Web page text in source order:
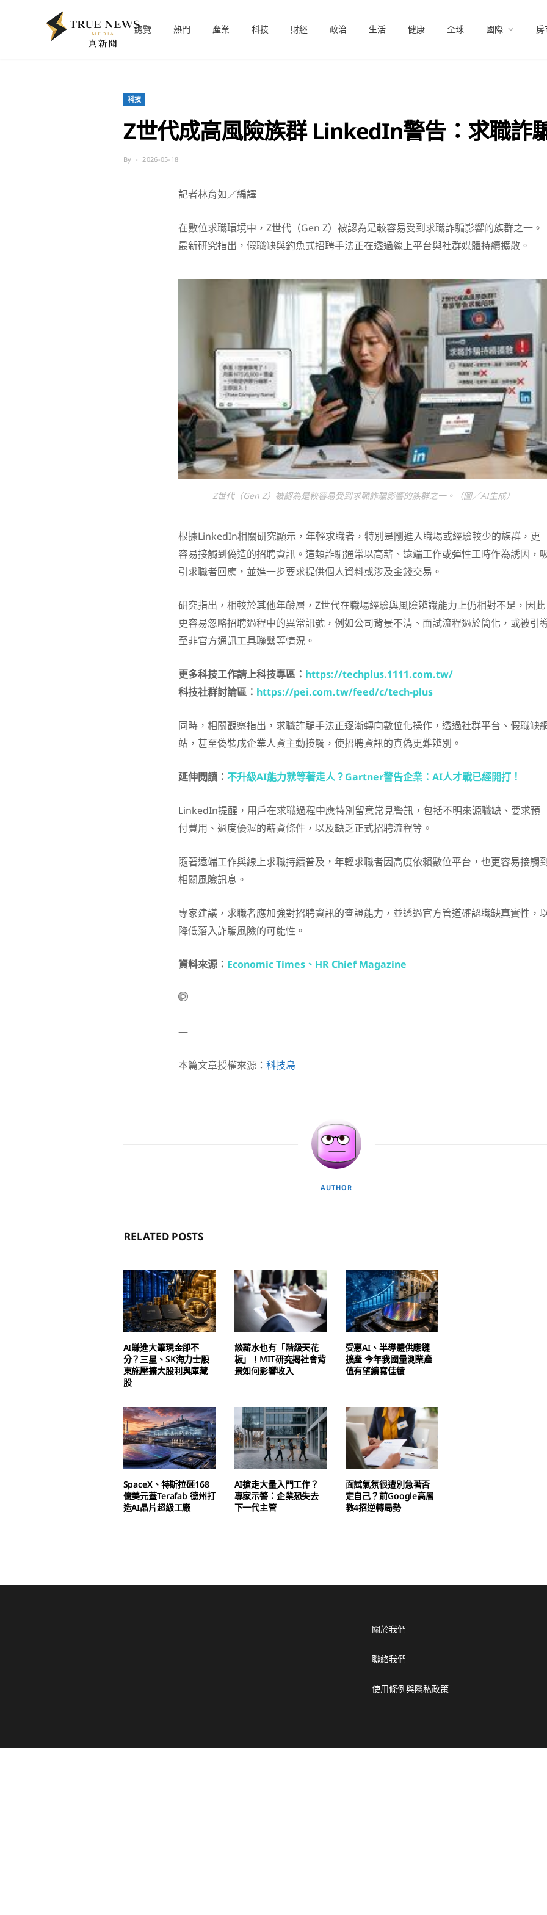
總覽 熱門 產業 科技 財經 政治 生活 健康 全球 國際 房
科技
Z世代成高風險族群 LinkedIn警告：求職詐
By 2026-05-18
記者林育如／編譯
在數位求職環境中，Z世代（Gen Z）被認為是較容易受到求職詐騙影響的族群之一。
最新研究指出，假職缺與釣魚式招聘手法正在透過線上平台與社群媒體持續擴散。
Z世代（Gen Z）被認為是較容易受到求職詐騙影響的族群之一。（圖／AI生成）
根據LinkedIn相關研究顯示，年輕求職者，特別是剛進入職場或經驗較少的族群，更
容易接觸到偽造的招聘資訊。這類詐騙通常以高薪、遠端工作或彈性工時作為誘因，
引求職者回應，並進一步要求提供個人資料或涉及金錢交易。
研究指出，相較於其他年齡層，Z世代在職場經驗與風險辨識能力上仍相對不足，因此
更容易忽略招聘過程中的異常訊號，例如公司背景不清、面試流程過於簡化，或被引
至非官方通訊工具聯繫等情況。
更多科技工作請上科技專區： https://techplus.1111.com.tw/
科技社群討論區： https://pei.com.tw/feed/c/tech-plus
同時，相關觀察指出，求職詐騙手法正逐漸轉向數位化操作，透過社群平台、假職缺
站，甚至偽裝成企業人資主動接觸，使招聘資訊的真偽更難辨別。
延伸閱讀： 不升級AI能力就等著走人？Gartner警告企業：AI人才戰已經開打！
LinkedIn提醒，用戶在求職過程中應特別留意常見警訊，包括不明來源職缺、要求預
付費用、過度優渥的薪資條件，以及缺乏正式招聘流程等。
隨著遠端工作與線上求職持續普及，年輕求職者因高度依賴數位平台，也更容易接觸
相關風險訊息。
專家建議，求職者應加強對招聘資訊的查證能力，並透過官方管道確認職缺真實性，
降低落入詐騙風險的可能性。
資料來源： Economic Times、 HR Chief Magazine
—
本篇文章授權來源： 科技島
AUTHOR
RELATED POSTS
AI賺進大筆現金卻不
分？三星、SK海力士股
東施壓擴大股利與庫藏
股
談薪水也有「階級天花
板」！MIT研究揭社會背
景如何影響收入
受惠AI、半導體供應鏈
擴產 今年我國量測業產
值有望續寫佳績
SpaceX、特斯拉砸168
億美元蓋Terafab 德州打
造AI晶片超級工廠
AI搶走大量入門工作？
專家示警：企業恐失去
下一代主管
面試氣氛很遭別急著否
定自己？前Google高層
教4招逆轉局勢
關於我們
聯絡我們
使用條例與隱私政策